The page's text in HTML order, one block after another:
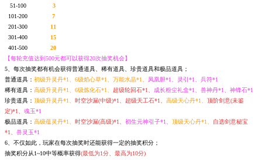
51-100 3
101-200 7
201-300 11
301-400 15
401-500 20
【每轮充值达到500元都可以获得20次抽奖机会】
5、每次抽奖都有机会获得普通道具、稀有道具、珍贵道具和极品道具；
普通道具： 初级升灵丹*1、6级焰心草*1、万能水晶*1、 凤凰胆*1、灵引*1、兵符*1
稀有道具： 高级升灵丹*1、6级炼化石*1、 超级轮回石*1、 成长粉尘礼盒*1、兽神丹*1、神锋石*1
珍贵道具： 顶级升灵丹*1、 时空沙漏(中级)*1、超级天工石*1、 高级天心丹*1、 顶阶剑意(未鉴
定)*1、 魂玉*1
极品道具： 高级蕴灵丹*1、 时空沙漏(高级)*1、 初生元神引子*1、 顶级天心丹*1、 自选剑意秘宝
*1、 兽灵玉*1
6、不仅如此，玩家在每次抽奖时还能获得一定的抽奖积分；
抽奖积分从1~10中等概率获得(最低为1分、最高为10分)